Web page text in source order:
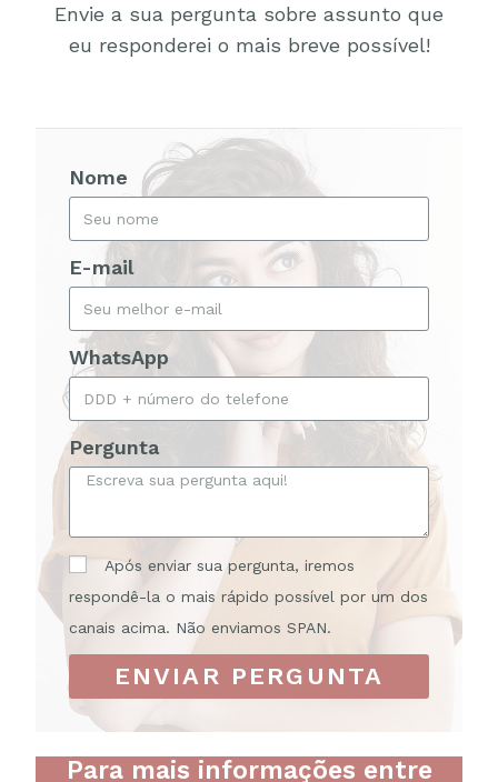
Envie a sua pergunta sobre assunto que
eu responderei o mais breve possível!
Nome
E-mail
WhatsApp
Pergunta
Após enviar sua pergunta, iremos
respondê-la o mais rápido possível por um dos
canais acima. Não enviamos SPAN.
ENVIAR PERGUNTA
Para mais informações entre